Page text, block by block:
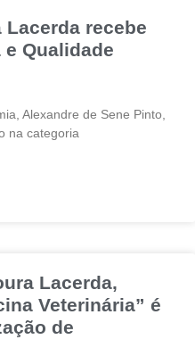
recebe
Qualidade
Alexandre de Sene Pinto,
na categoria
Lacerda,
Veterinária” é
de